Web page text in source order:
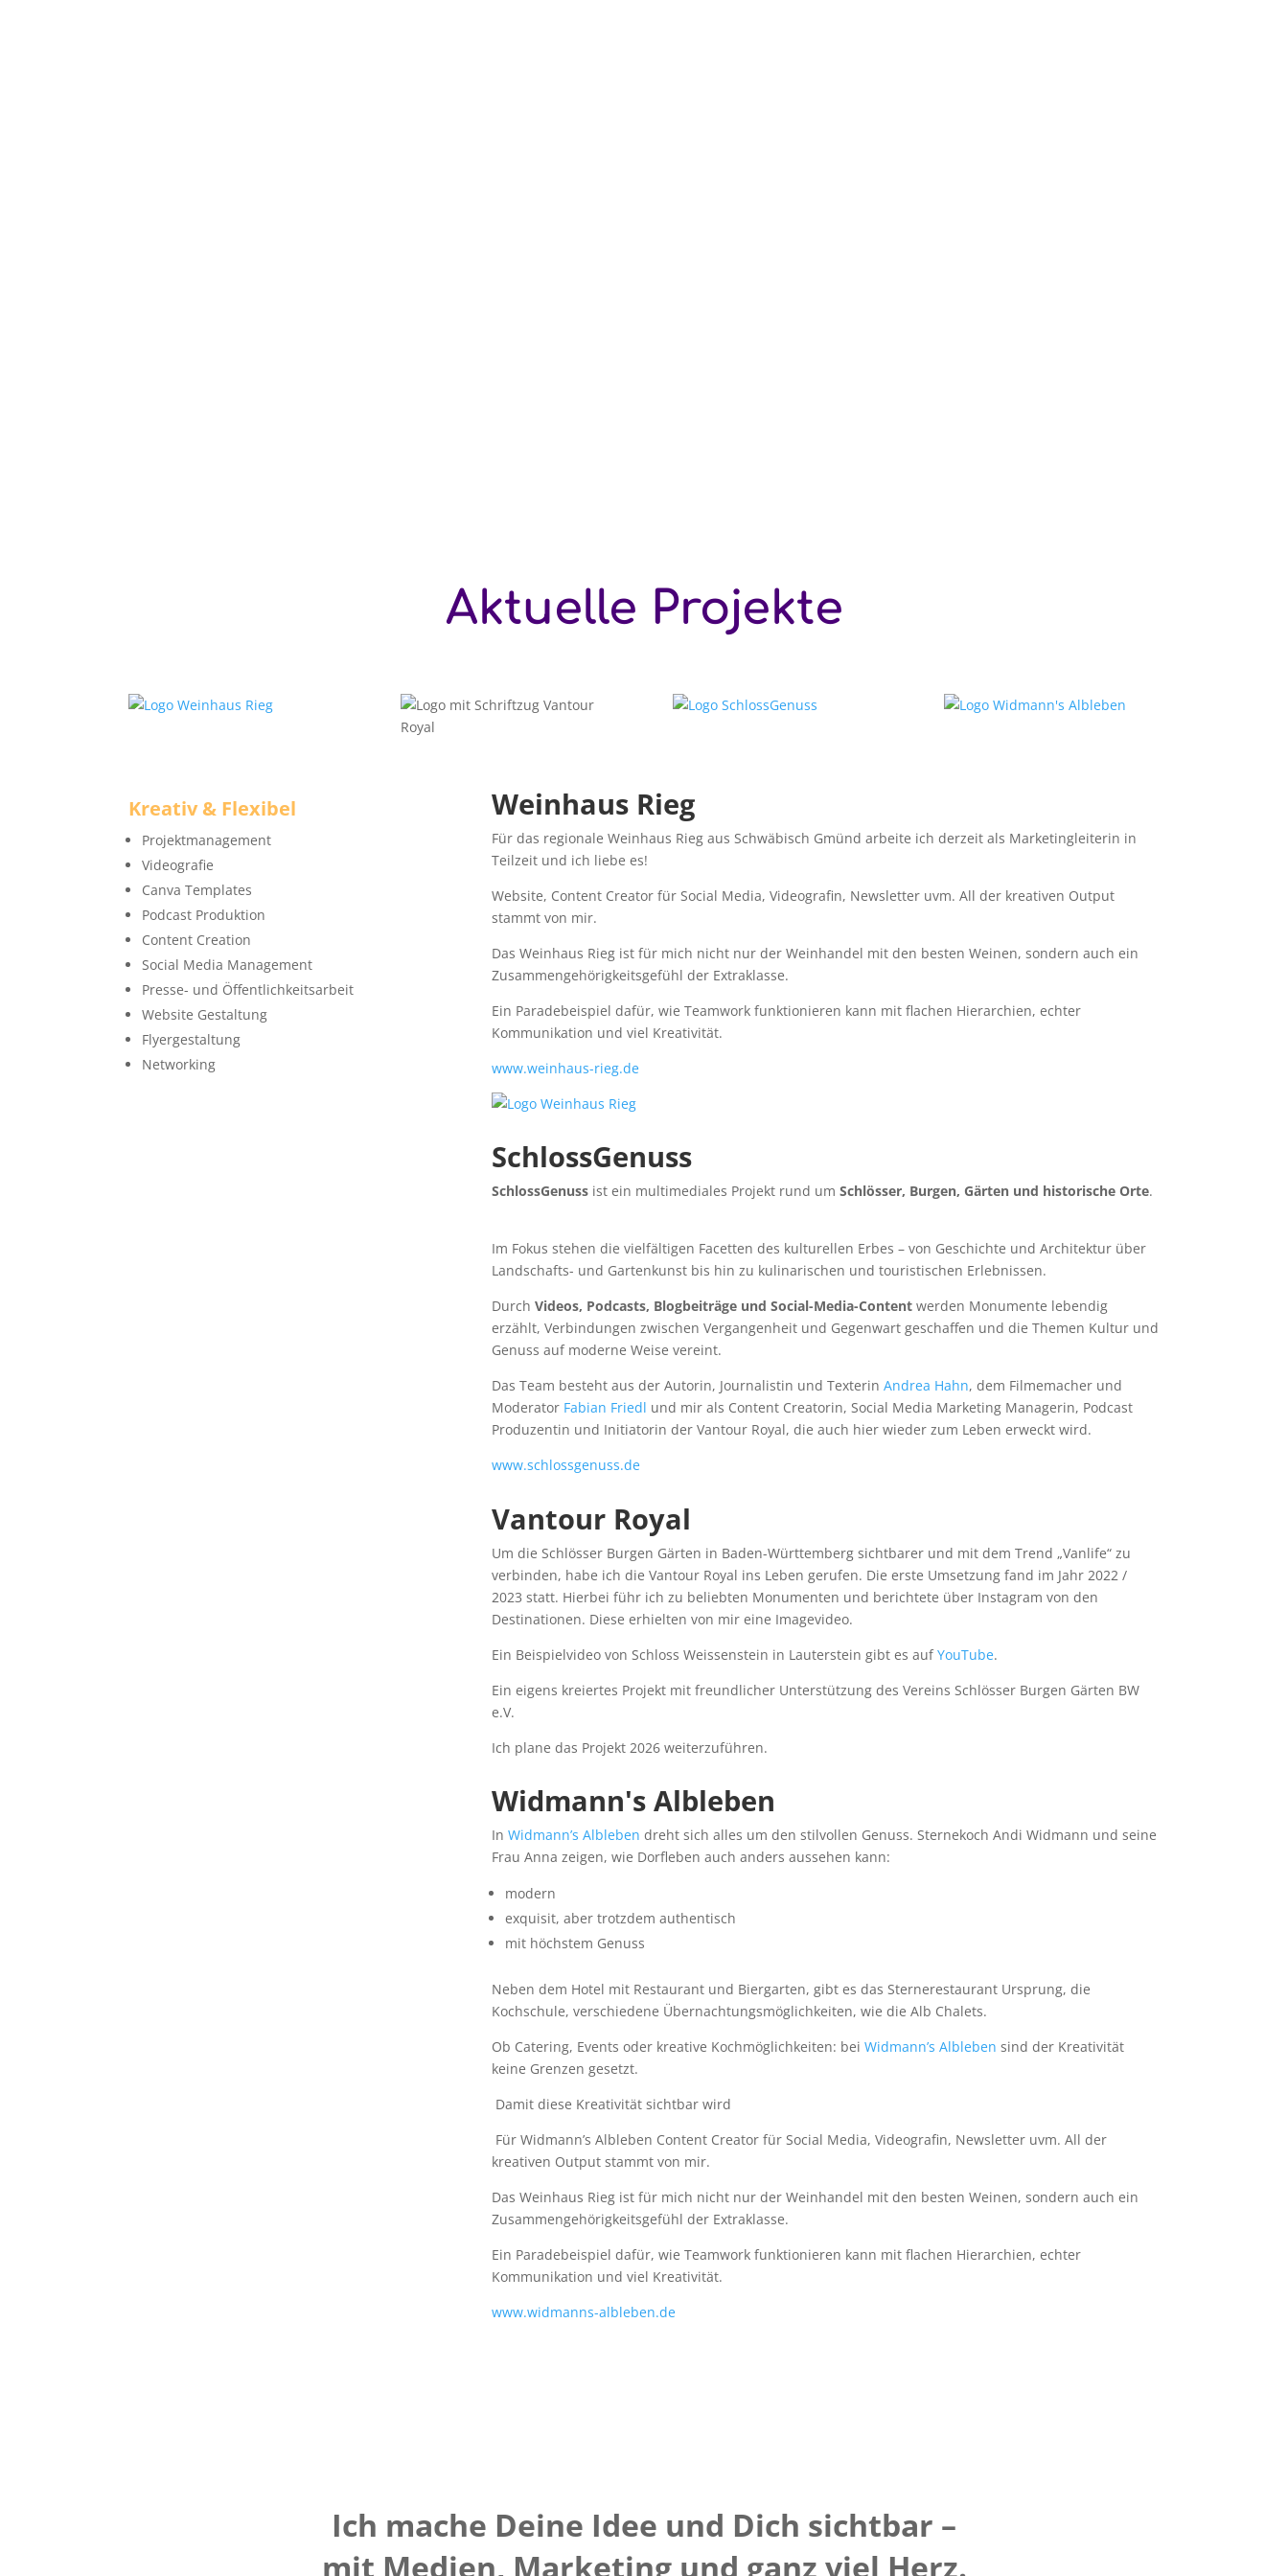
Aktuelle Projekte
Kreativ & Flexibel
Projektmanagement
Videografie
Canva Templates
Podcast Produktion
Content Creation
Social Media Management
Presse- und Öffentlichkeitsarbeit
Website Gestaltung
Flyergestaltung
Networking
Weinhaus Rieg
Für das regionale Weinhaus Rieg aus Schwäbisch Gmünd arbeite ich derzeit als Marketingleiterin in
Teilzeit und ich liebe es!
Website, Content Creator für Social Media, Videografin, Newsletter uvm. All der kreativen Output
stammt von mir.
Das Weinhaus Rieg ist für mich nicht nur der Weinhandel mit den besten Weinen, sondern auch ein
Zusammengehörigkeitsgefühl der Extraklasse.
Ein Paradebeispiel dafür, wie Teamwork funktionieren kann mit flachen Hierarchien, echter
Kommunikation und viel Kreativität.
www.weinhaus-rieg.de
SchlossGenuss
SchlossGenussist ein multimediales Projekt rund um Schlösser, Burgen, Gärten und historische Orte.
Im Fokus stehen die vielfältigen Facetten des kulturellen Erbes – von Geschichte und Architektur über
Landschafts- und Gartenkunst bis hin zu kulinarischen und touristischen Erlebnissen.
Durch Videos, Podcasts, Blogbeiträge und Social-Media-Contentwerden Monumente lebendig
erzählt, Verbindungen zwischen Vergangenheit und Gegenwart geschaffen und die Themen Kultur und
Genuss auf moderne Weise vereint.
Das Team besteht aus der Autorin, Journalistin und Texterin Andrea Hahn, dem Filmemacher und
Moderator Fabian Friedl und mir als Content Creatorin, Social Media Marketing Managerin, Podcast
Produzentin und Initiatorin der Vantour Royal, die auch hier wieder zum Leben erweckt wird.
www.schlossgenuss.de
Vantour Royal
Um die Schlösser Burgen Gärten in Baden-Württemberg sichtbarer und mit dem Trend „Vanlife“ zu
verbinden, habe ich die Vantour Royal ins Leben gerufen. Die erste Umsetzung fand im Jahr 2022 /
2023 statt. Hierbei führ ich zu beliebten Monumenten und berichtete über Instagram von den
Destinationen. Diese erhielten von mir eine Imagevideo.
Ein Beispielvideo von Schloss Weissenstein in Lauterstein gibt es aufYouTube.
Ein eigens kreiertes Projekt mit freundlicher Unterstützung des Vereins Schlösser Burgen Gärten BW
e.V.
Ich plane das Projekt 2026 weiterzuführen.
Widmann's Albleben
In Widmann’s Albleben dreht sich alles um den stilvollen Genuss. Sternekoch Andi Widmann und seine
Frau Anna zeigen, wie Dorfleben auch anders aussehen kann:
modern
exquisit, aber trotzdem authentisch
mit höchstem Genuss
Neben dem Hotel mit Restaurant und Biergarten, gibt es das Sternerestaurant Ursprung, die
Kochschule, verschiedene Übernachtungsmöglichkeiten, wie die Alb Chalets.
Ob Catering, Events oder kreative Kochmöglichkeiten: bei Widmann’s Albleben sind der Kreativität
keine Grenzen gesetzt.
Damit diese Kreativität sichtbar wird
Für Widmann’s Albleben Content Creator für Social Media, Videografin, Newsletter uvm. All der
kreativen Output stammt von mir.
Das Weinhaus Rieg ist für mich nicht nur der Weinhandel mit den besten Weinen, sondern auch ein
Zusammengehörigkeitsgefühl der Extraklasse.
Ein Paradebeispiel dafür, wie Teamwork funktionieren kann mit flachen Hierarchien, echter
Kommunikation und viel Kreativität.
www.widmanns-albleben.de
Ich mache Deine Idee und Dich sichtbar –
mit Medien, Marketing und ganz viel Herz.